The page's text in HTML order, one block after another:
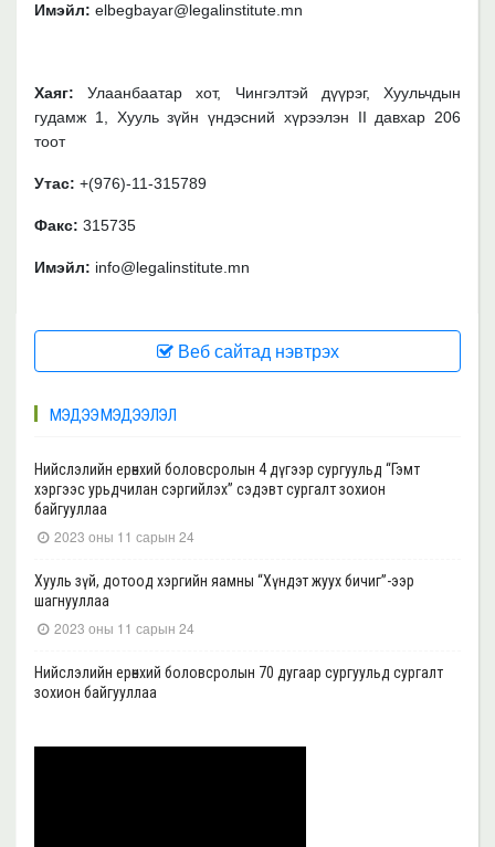
Имэйл: elbegbayar@legalinstitute.mn
Хаяг: Улаанбаатар хот, Чингэлтэй дүүрэг, Хуульчдын
гудамж 1,
Хууль зүйн үндэсний хүрээлэн II давхар 206
тоот
Утас: +(976)-11-315789
Факс: 315735
Имэйл: info@legalinstitute.mn
Веб сайтад нэвтрэх
МЭДЭЭ МЭДЭЭЛЭЛ
Нийслэлийн ерөнхий боловсролын 4 дүгээр сургуульд “Гэмт
хэргээс урьдчилан сэргийлэх” сэдэвт сургалт зохион
байгууллаа
2023 оны 11 сарын 24
Хууль зүй, дотоод хэргийн яамны “Хүндэт жуух бичиг”-ээр
шагнууллаа
2023 оны 11 сарын 24
Нийслэлийн ерөнхий боловсролын 70 дугаар сургуульд сургалт
зохион байгууллаа